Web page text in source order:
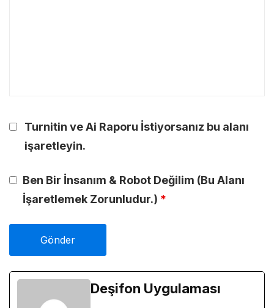
Turnitin ve Ai Raporu İstiyorsanız bu alanı
işaretleyin.
Ben Bir İnsanım & Robot Değilim (Bu Alanı
İşaretlemek Zorunludur.) *
Deşifon Uygulaması